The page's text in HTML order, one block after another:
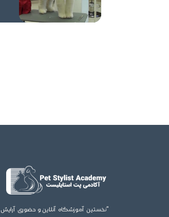
"نخستین آموزشگاه آنلاین,و حضوری